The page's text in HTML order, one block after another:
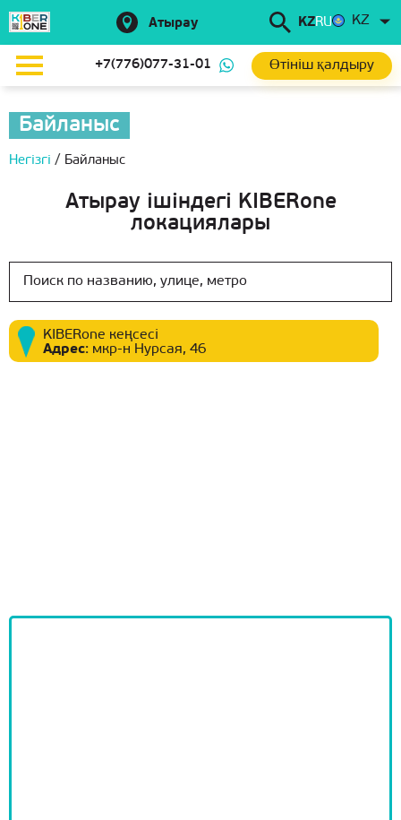
Атырау KZRU KZ
+7(776)077-31-01 Өтініш қалдыру
Байланыс
Негізгі / Байланыс
Атырау ішіндегі KIBERone
локациялары
KIBERone кеңсесі
Адрес: мкр-н Нурсая, 46